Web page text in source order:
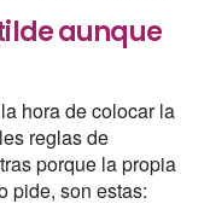
aunque
hora de colocar la
reglas de
porque la propia
pide, son estas: